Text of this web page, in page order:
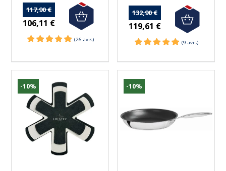
117,90 €
106,11 €
132,90 €
119,61 €
-10% -10%